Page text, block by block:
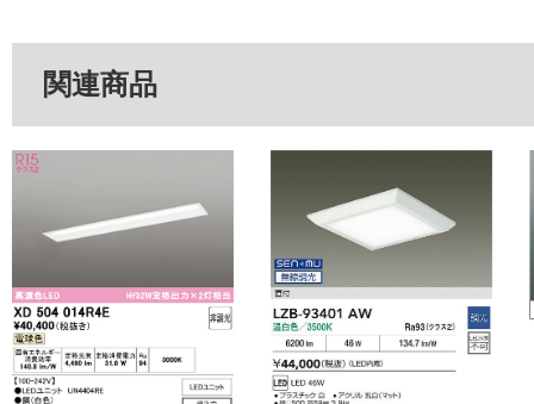
関連商品